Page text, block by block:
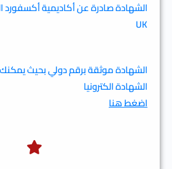
الشهادة صادرة عن أكاديمية أكسفورد
UK
الشهادة موثقة برقم دولي بحيث
الشهادة الكترونيا
اضغط هنا